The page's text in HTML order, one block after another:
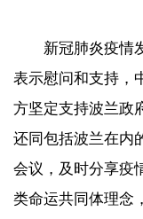
新冠肺炎疫情
表示慰问和支持，
方坚定支持波兰政
还同包括波兰在内
会议，及时分享疫
类命运共同体理念